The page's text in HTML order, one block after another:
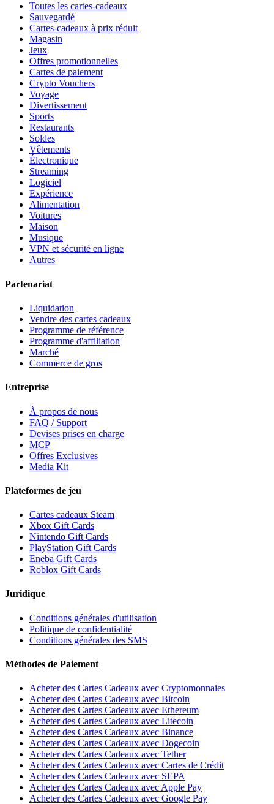
Toutes les cartes-cadeaux
Sauvegardé
Cartes-cadeaux à prix réduit
Magasin
Jeux
Offres promotionnelles
Cartes de paiement
Crypto Vouchers
Voyage
Divertissement
Sports
Restaurants
Soldes
Vêtements
Électronique
Streaming
Logiciel
Expérience
Alimentation
Voitures
Maison
Musique
VPN et sécurité en ligne
Autres
Partenariat
Liquidation
Vendre des cartes cadeaux
Programme de référence
Programme d'affiliation
Marché
Commerce de gros
Entreprise
À propos de nous
FAQ / Support
Devises prises en charge
MCP
Offres Exclusives
Media Kit
Plateformes de jeu
Cartes cadeaux Steam
Xbox Gift Cards
Nintendo Gift Cards
PlayStation Gift Cards
Eneba Gift Cards
Roblox Gift Cards
Juridique
Conditions générales d'utilisation
Politique de confidentialité
Conditions générales des SMS
Méthodes de Paiement
Acheter des Cartes Cadeaux avec Cryptomonnaies
Acheter des Cartes Cadeaux avec Bitcoin
Acheter des Cartes Cadeaux avec Ethereum
Acheter des Cartes Cadeaux avec Litecoin
Acheter des Cartes Cadeaux avec Binance
Acheter des Cartes Cadeaux avec Dogecoin
Acheter des Cartes Cadeaux avec Tether
Acheter des Cartes Cadeaux avec Cartes de Crédit
Acheter des Cartes Cadeaux avec SEPA
Acheter des Cartes Cadeaux avec Apple Pay
Acheter des Cartes Cadeaux avec Google Pay